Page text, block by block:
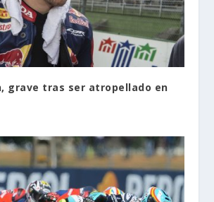
grave tras ser atropellado en